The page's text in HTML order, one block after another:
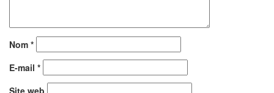
Nom *
E-mail *